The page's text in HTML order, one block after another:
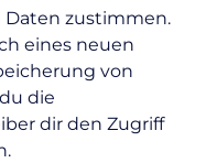
Daten zustimmen.
eines neuen
von
die
dir den Zugriff